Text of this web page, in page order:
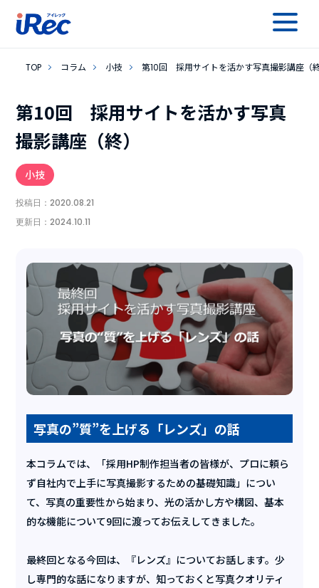
TOP コラム 小技 第10回 採用サイトを活かす写真撮影講座（
第10回 採用サイトを活かす写真
撮影講座（終）
小技
投稿日：2020.08.21
更新日：2024.10.11
写真の”質”を上げる「レンズ」の話
本コラムでは、「採用HP制作担当者の皆様が、プロに頼ら
ず自社内で上手に写真撮影するための基礎知識」につい
て、写真の重要性から始まり、光の活かし方や構図、基本
的な機能について9回に渡ってお伝えしてきました。
最終回となる今回は、『レンズ』についてお話します。少
し専門的な話になりますが、知っておくと写真クオリティ